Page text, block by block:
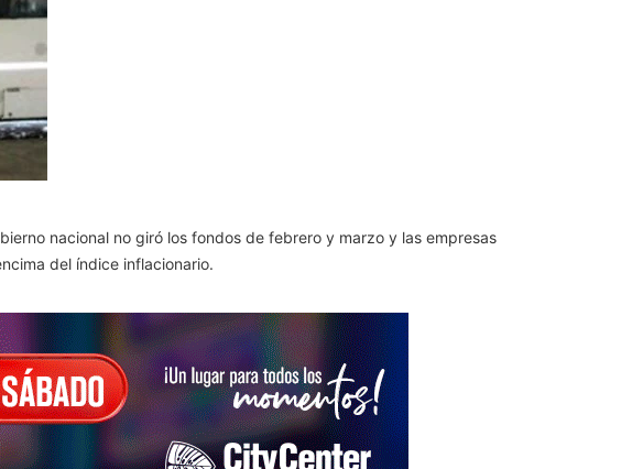
nacional no giró los fondos de febrero y marzo y las empresas
del índice inflacionario.